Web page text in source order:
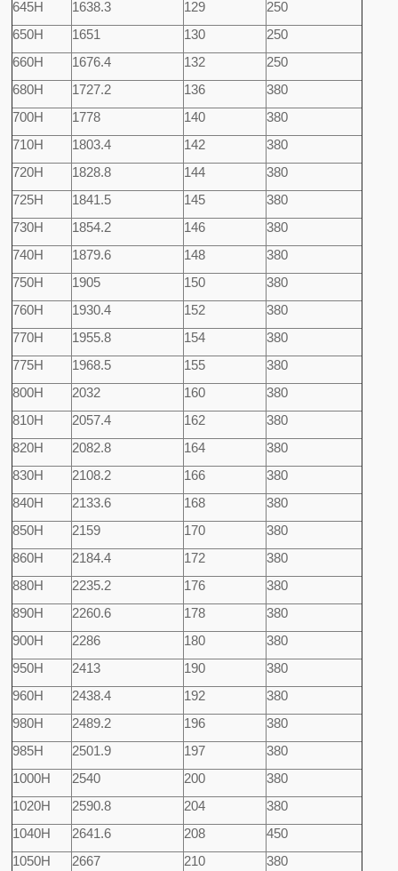
645H 1638.3 129
250
650H
1651 130
250
660H
1676.4 132
250
680H
1727.2 136
380
700H
1778 140
380
710H
1803.4 142
380
720H
1828.8 144
380
725H
1841.5 145
380
730H
1854.2 146
380
740H
1879.6 148
380
750H
1905 150
380
760H
1930.4 152
380
770H
1955.8 154
380
775H
1968.5 155
380
800H
2032 160
380
810H
2057.4 162
380
820H
2082.8 164
380
830H
2108.2 166
380
840H
2133.6 168
380
850H
2159 170
380
860H
2184.4 172
380
880H
2235.2 176
380
890H
2260.6 178
380
900H
2286 180
380
950H
2413 190
380
960H
2438.4 192
380
980H
2489.2 196
380
985H
2501.9 197
380
1000H
2540 200
380
1020H
2590.8 204
380
1040H
2641.6 208
450
1050H
2667 210
380